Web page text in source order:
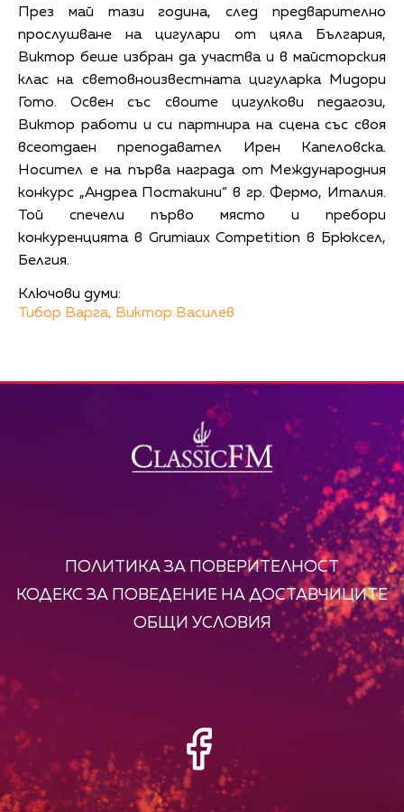
През май тази година, след предварително
прослушване на цигулари от цяла България,
Виктор беше избран да участва и в майсторския
клас на световноизвестната цигуларка Мидори
Гото. Освен със своите цигулкови педагози,
Виктор работи и си партнира на сцена със своя
всеотдаен преподавател Ирен Капеловска.
Носител е на първа награда от Международния
конкурс „Андреа Постакини“ в гр. Фермо, Италия.
Той спечели първо място и пребори
конкуренцията в Grumiaux Competition в Брюксел,
Белгия.
Ключови думи:
Тибор Варга, Виктор Василев
ПОЛИТИКА ЗА ПОВЕРИТЕЛНОСТ
КОДЕКС ЗА ПОВЕДЕНИЕ НА ДОСТАВЧИЦИТЕ
ОБЩИ УСЛОВИЯ